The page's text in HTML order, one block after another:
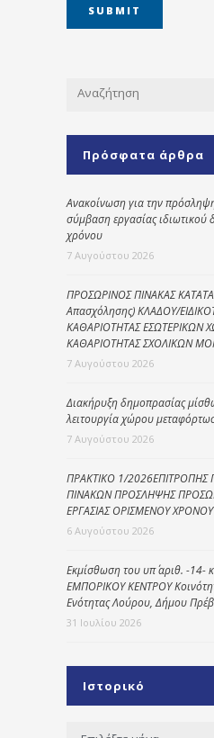
Πρόσφατα άρθρα
Ανακοίνωση για την
σύμβαση εργασίας ιδιωτικού
χρόνου
7 Αυγούστου 2026
ΠΡΟΣΩΡΙΝΟΣ ΠΙΝΑΚΑΣ
Απασχόλησης) ΚΛΑΔΟΥ/
ΚΑΘΑΡΙΟΤΗΤΑΣ ΕΣΩΤΕΡΙΚΩΝ
ΚΑΘΑΡΙΟΤΗΤΑΣ ΣΧΟΛΙΚΩΝ
7 Αυγούστου 2026
Διακήρυξη δημοπρασίας
λειτουργία χώρου
7 Αυγούστου 2026
ΠΡΑΚΤΙΚΟ 1/2026ΕΠΙΤΡΟΠΗΣ
ΠΙΝΑΚΩΝ ΠΡΟΣΛΗΨΗΣ
ΕΡΓΑΣΙΑΣ ΟΡΙΣΜΕΝΟΥ
6 Αυγούστου 2026
Εκμίσθωση του υπ΄ αριθ. -14-
ΕΜΠΟΡΙΚΟΥ ΚΕΝΤΡΟΥ
Ενότητας Λούρου, Δήμου
31 Ιουλίου 2026
Ιστορικό
Ιστορικό